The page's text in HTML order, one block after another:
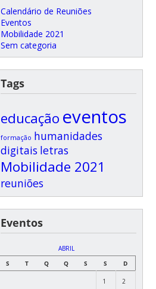
Calendário de Reuniões
Eventos
Mobilidade 2021
Sem categoria
Tags
educação eventos
formação humanidades
digitais letras
Mobilidade 2021
reuniões
Eventos
ABRIL
S
T Q Q S S D
1 2